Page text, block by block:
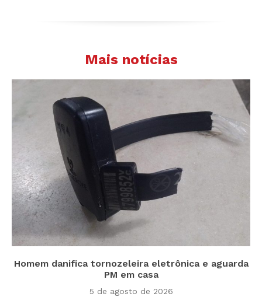
Mais notícias
Homem danifica tornozeleira eletrônica e aguarda
PM em casa
5 de agosto de 2026